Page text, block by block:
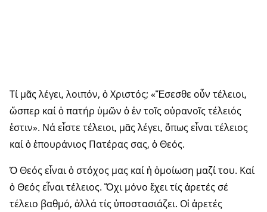
Τί μᾶς λέγει, λοιπόν, ὁ Χριστός; «Ἔσεσθε οὖν τέλειοι,
ὥσπερ καί ὁ πατήρ ὑμῶν ὁ ἐν τοῖς οὐρανοῖς τέλειός
ἐστιν». Νά εἶστε τέλειοι, μᾶς λέγει, ὅπως εἶναι τέλειος
καί ὁ ἐπουράνιος Πατέρας σας, ὁ Θεός.
Ὁ Θεός εἶναι ὁ στόχος μας καί ἡ ὁμοίωση μαζί του. Καί
ὁ Θεός εἶναι τέλειος. Ὄχι μόνο ἔχει τίς ἀρετές σέ
τέλειο βαθμό, ἀλλά τίς ὑποστασιάζει. Οἱ ἀρετές